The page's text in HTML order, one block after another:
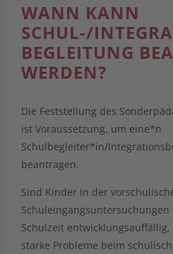
WANN KANN
SCHUL-/
BEGLEITUNG
WERDEN?
Die Feststellung des
ist Voraussetzung, um eine*n
Schulbegleiter*in/
beantragen.
Sind Kinder in der
Schulzeit
starke Probleme beim